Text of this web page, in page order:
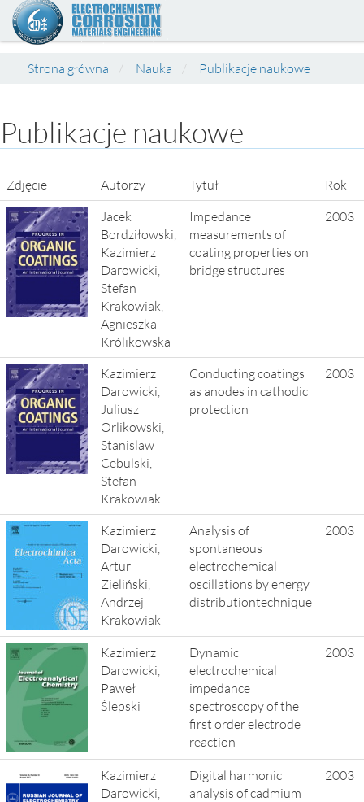
Strona główna Nauka Publikacje naukowe
Publikacje naukowe
Zdjęcie Autorzy Tytuł
Rok
Jacek
Bordziłowski,
Kazimierz
Darowicki,
Stefan
Krakowiak,
Agnieszka
Królikowska
Impedance
measurements of
coating properties on
bridge structures
2003
Kazimierz
Darowicki,
Juliusz
Orlikowski,
Stanislaw
Cebulski,
Stefan
Krakowiak
Conducting coatings
as anodes in cathodic
protection
2003
Kazimierz
Darowicki,
Artur
Zieliński,
Andrzej
Krakowiak
Analysis of
spontaneous
electrochemical
oscillations by energy
distributiontechnique
2003
Kazimierz
Darowicki,
Paweł
Ślepski
Dynamic
electrochemical
impedance
spectroscopy of the
first order electrode
reaction
2003
Kazimierz
Darowicki,
Digital harmonic
analysis of cadmium
2003